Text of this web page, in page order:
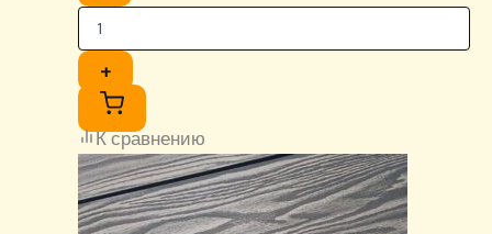
+
К сравнению